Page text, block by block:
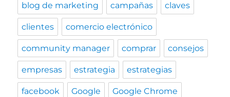
blog de marketing campañas claves
clientes comercio electrónico
community manager comprar consejos
empresas estrategia estrategias
facebook Google Google Chrome